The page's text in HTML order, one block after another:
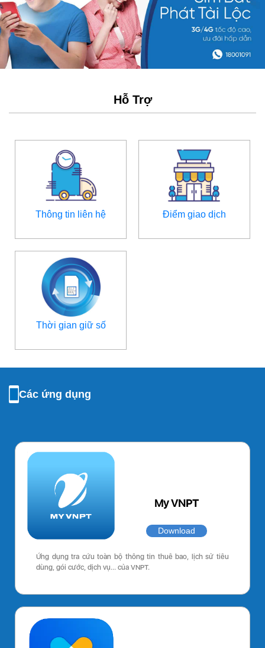
Hỗ Trợ
Thông tin liên hệ Điểm giao dịch
Thời gian giữ số
Các ứng dụng
My VNPT
Download
Ứng dụng tra cứu toàn bộ thông tin thuê bao, lịch sử tiêu
dùng, gói cước, dịch vụ… của VNPT.